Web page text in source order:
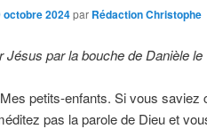
octobre 2024par Rédaction Christophe
Jésus par la bouche de Danièle le
petits-enfants. Si vous
pas la parole de Dieu et